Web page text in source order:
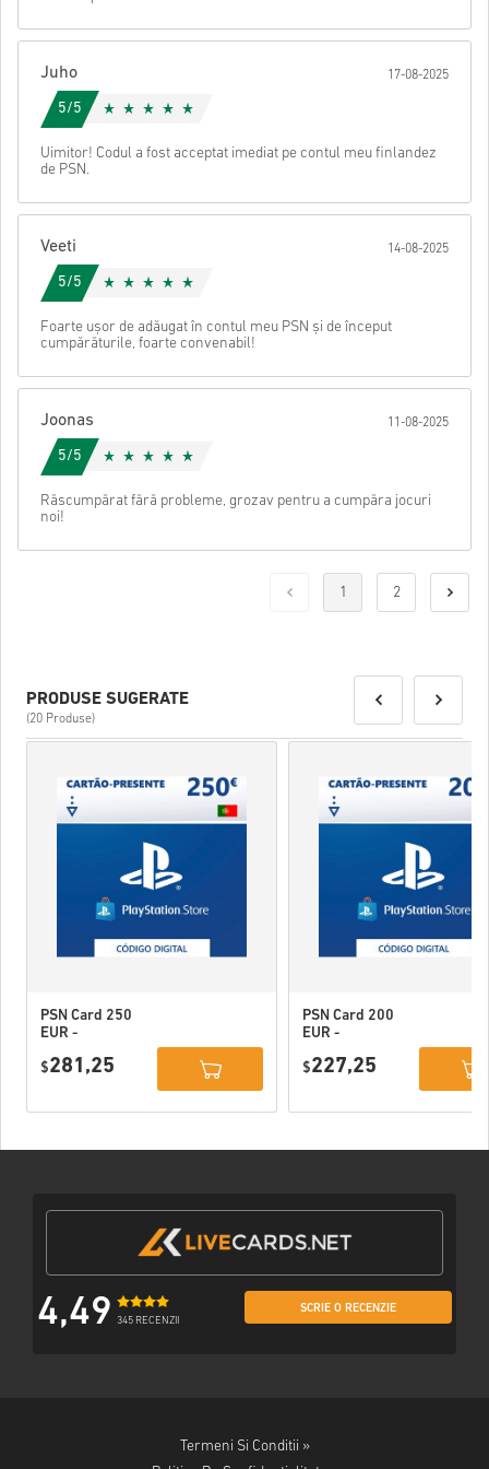
accesa codul tău.
Juho 17-08-2025
5/5
Uimitor! Codul a fost acceptat imediat pe contul meu finlandez
de PSN.
Veeti 14-08-2025
5/5
Foarte ușor de adăugat în contul meu PSN și de început
cumpărăturile, foarte convenabil!
Joonas 11-08-2025
5/5
Răscumpărat fără probleme, grozav pentru a cumpăra jocuri
noi!
1 2
PRODUSE SUGERATE
(20 Produse)
PSN Card 250
EUR -
Network
$281,25
PSN Card 200
EUR -
Network
$227,25
4,49 345 RECENZII
SCRIE O RECENZIE
Termeni Si Conditii »